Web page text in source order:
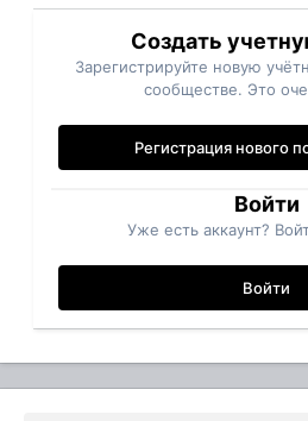
Создать
Зарегистрируйте новую
сообществе. Это
Регистрация нового
Войти
Уже есть аккаунт?
Войти